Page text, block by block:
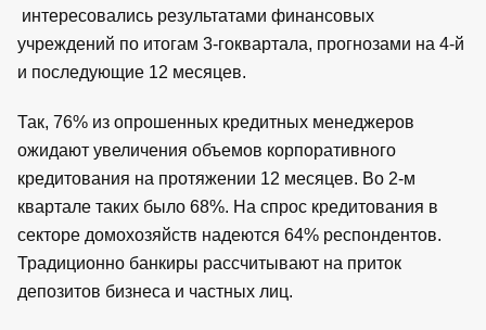
интересовались результатами финансовых
учреждений по итогам 3-гоквартала, прогнозами на 4-й
и последующие 12 месяцев.
Так, 76% из опрошенных кредитных менеджеров
ожидают увеличения объемов корпоративного
кредитования на протяжении 12 месяцев. Во 2-м
квартале таких было 68%. На спрос кредитования в
секторе домохозяйств надеются 64% респондентов.
Традиционно банкиры рассчитывают на приток
депозитов бизнеса и частных лиц.